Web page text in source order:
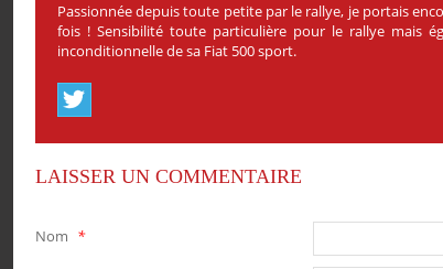
Passionnée depuis toute petite par le rallye, je portais
fois ! Sensibilité toute particulière pour le rallye mais
inconditionnelle de sa Fiat 500 sport.
LAISSER UN COMMENTAIRE
Nom *